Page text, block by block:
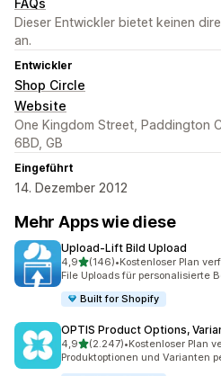
FAQs
Dieser Entwickler bietet keinen
an.
Entwickler
Shop Circle
Website
One Kingdom Street, Paddington
6BD, GB
Eingeführt
14. Dezember 2012
Mehr Apps wie diese
Upload‑Lift Bild Upload
4,9von 5 Sternen
(146)
146 Rezensionen insgesamt
•Kostenloser Plan
File Uploads für personalisierte
Built for Shopify
OPTIS Product Options,
4,9von 5 Sternen
(2.247)
2247 Rezensionen insgesamt
•Kostenloser Plan
Produktoptionen und Varianten